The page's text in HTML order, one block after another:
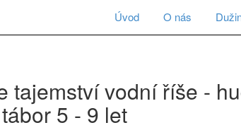
Úvod O nás
tajemství vodní říše -
5 - 9 let